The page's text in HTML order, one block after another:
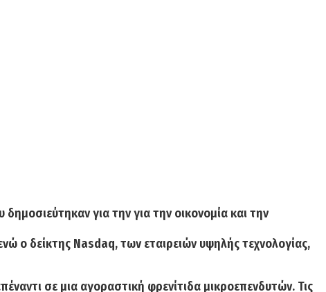
για την για την οικονομία και την
ο δείκτης Nasdaq, των εταιρειών υψηλής τεχνολογίας,
σε μια αγοραστική φρενίτιδα μικροεπενδυτών. Τις